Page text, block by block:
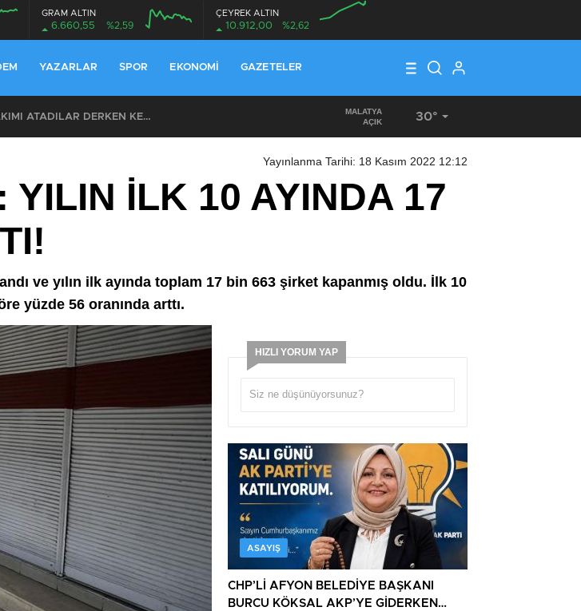
GRAM ALTIN
6.660,55 %2,59
ÇEYREK ALTIN
10.912,00 %2,62
YAZARLAR SPOR EKONOMI GAZETELER
ÖZEL: İMAMOĞLU DAVASINA 1 YIL 10 AYLIK HAKİMİ ATADILAR DERKEN KENDİSİNİ KANTARA KOYDUĞUNUN ELBETTE FARKINDA! KORKUNÇ VE ORGANİZE HIRSIZLIK
MALATYA
AÇIK
30°
Yayınlanma Tarihi: 18 Kasım 2022 12:12
YILIN İLK 10 AYINDA 17
ve yılın ilk ayında toplam 17 bin 663 şirket kapanmış oldu. İlk 10
yüzde 56 oranında arttı.
HIZLI YORUM YAP
ASAYIŞ
CHP’Lİ AFYON BELEDİYE BAŞKANI
BURCU KÖKSAL AKP’YE GİDERKEN